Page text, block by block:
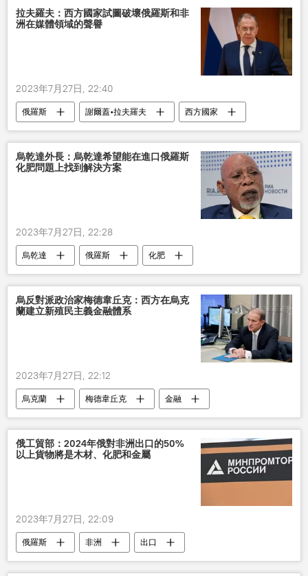
拉夫羅夫：西方國家試圖破壞俄羅斯和非
洲在媒體領域的聲譽
2023年7月27日, 22:40
俄羅斯 謝爾蓋•拉夫羅夫
西方國家
非洲
媒體
烏乾達外長：烏乾達希望能在進口俄羅斯
化肥問題上找到解決方案
2023年7月27日, 22:28
烏乾達 俄羅斯 化肥
烏反對派政治家梅德韋丘克：西方在烏克
蘭建立新殖民主義金融體系
2023年7月27日, 22:12
烏克蘭 梅德韋丘克
金融
預算
赤字
俄工貿部：2024年俄對非洲出口的50%
以上貨物將是木材、化肥和金屬
2023年7月27日, 22:09
俄羅斯 非洲 出口